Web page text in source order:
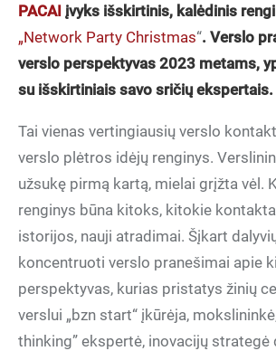
PACAI įvyks išskirtinis, kalėdinis
„Network Party Christmas“. Verslo
verslo perspektyvas 2023 metams,
su išskirtiniais savo sričių ekspertais.
Tai vienas vertingiausių verslo
verslo plėtros idėjų renginys.
užsukę pirmą kartą, mielai grįžta vėl.
renginys būna kitoks, kitokie
istorijos, nauji atradimai. Šįkart
koncentruoti verslo pranešimai apie
perspektyvas, kurias pristatys žinių
verslui „bzn start“ įkūrėja,
thinking” ekspertė, inovacijų strategė